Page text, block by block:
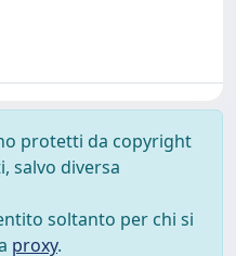
protetti da copyright
salvo diversa
soltanto per chi si
proxy.